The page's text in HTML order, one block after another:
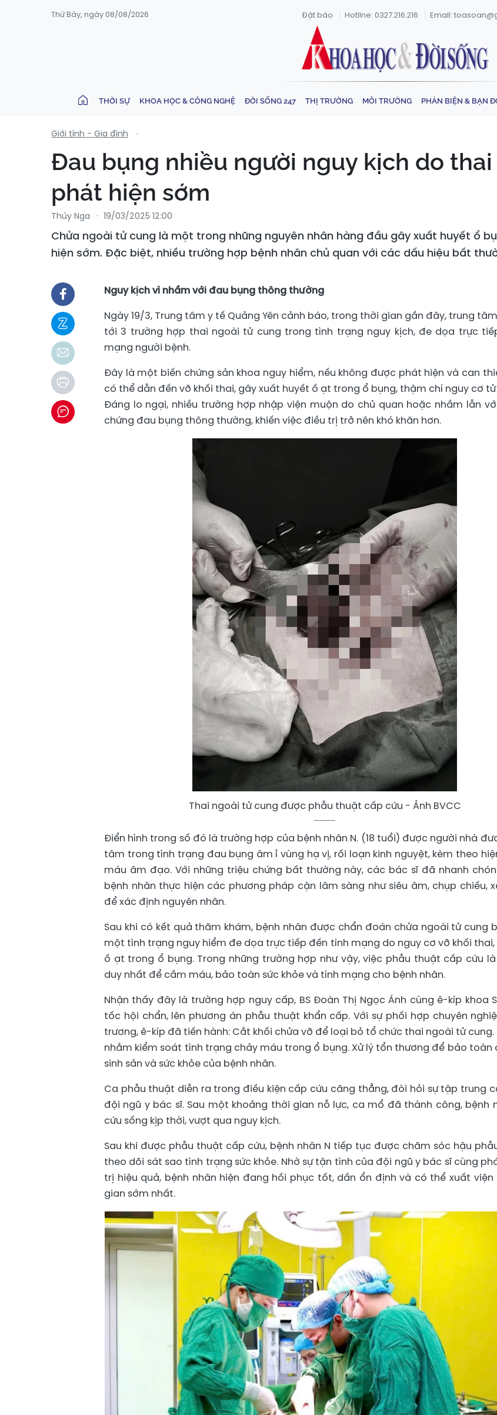
Thứ Bảy, ngày 08/08/2026 Đặt báo Hotline: 0327.216.216 Email:
THỜI SỰ KHOA HỌC & CÔNG NGHỆ ĐỜI SỐNG 247 THỊ TRƯỜNG MÔI TRƯỜNG PHẢN BIỆN & BẠN
Giới tính - Gia đình
Đau bụng nhiều người nguy kịch do
phát hiện sớm
Thúy Nga 19/03/2025 12:00
Chửa ngoài tử cung là một trong những nguyên nhân hàng đầu gây xuất huyết ổ
hiện sớm. Đặc biệt, nhiều trường hợp bệnh nhân chủ quan với các dấu hiệu bất
Nguy kịch vì nhầm với đau bụng thông thường
Ngày 19/3, Trung tâm y tế Quảng Yên cảnh báo, trong thời gian gần đây, trung
tới 3 trường hợp thai ngoài tử cung trong tình trạng nguy kịch, đe dọa trực
mạng người bệnh.
Đây là một biến chứng sản khoa nguy hiểm, nếu không được phát hiện và can
có thể dẫn đến vỡ khối thai, gây xuất huyết ồ ạt trong ổ bụng, thậm chí nguy cơ
Đáng lo ngại, nhiều trường hợp nhập viện muộn do chủ quan hoặc nhầm lẫn
chứng đau bụng thông thường, khiến việc điều trị trở nên khó khăn hơn.
Thai ngoài tử cung được phẫu thuật cấp cứu - Ảnh BVCC
Điển hình trong số đó là trường hợp của bệnh nhân N. (18 tuổi) được người nhà
tâm trong tình trạng đau bụng âm ỉ vùng hạ vị, rối loạn kinh nguyệt, kèm theo
máu âm đạo. Với những triệu chứng bất thường này, các bác sĩ đã nhanh
bệnh nhân thực hiện các phương pháp cận lâm sàng như siêu âm, chụp chiếu,
để xác định nguyên nhân.
Sau khi có kết quả thăm khám, bệnh nhân được chẩn đoán chửa ngoài tử cung
một tình trạng nguy hiểm đe dọa trực tiếp đến tính mạng do nguy cơ vỡ khối
ồ ạt trong ổ bụng. Trong những trường hợp như vậy, việc phẫu thuật cấp cứu
duy nhất để cầm máu, bảo toàn sức khỏe và tính mạng cho bệnh nhân.
Nhận thấy đây là trường hợp nguy cấp, BS Đoàn Thị Ngọc Ánh cùng ê-kíp khoa
tốc hội chẩn, lên phương án phẫu thuật khẩn cấp. Với sự phối hợp chuyên
trương, ê-kíp đã tiến hành: Cắt khối chửa vỡ để loại bỏ tổ chức thai ngoài tử
nhằm kiểm soát tình trạng chảy máu trong ổ bụng. Xử lý tổn thương để bảo toàn
sinh sản và sức khỏe của bệnh nhân.
Ca phẫu thuật diễn ra trong điều kiện cấp cứu căng thẳng, đòi hỏi sự tập trung
đội ngũ y bác sĩ. Sau một khoảng thời gian nỗ lực, ca mổ đã thành công, bệnh
cứu sống kịp thời, vượt qua nguy kịch.
Sau khi được phẫu thuật cấp cứu, bệnh nhân N tiếp tục được chăm sóc hậu
theo dõi sát sao tình trạng sức khỏe. Nhờ sự tận tình của đội ngũ y bác sĩ cùng
trị hiệu quả, bệnh nhân hiện đang hồi phục tốt, dần ổn định và có thể xuất
gian sớm nhất.